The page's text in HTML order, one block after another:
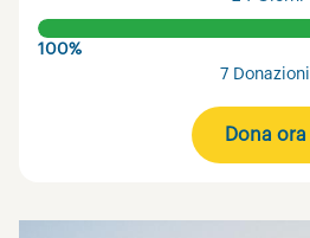
100%
7 Donazioni
Dona ora